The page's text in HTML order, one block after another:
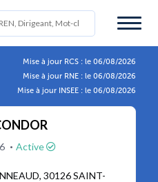
Mise à jour RCS : le 06/08/2026
Mise à jour RNE : le 06/08/2026
Mise à jour INSEE : le 06/08/2026
· Active
30126 SAINT-